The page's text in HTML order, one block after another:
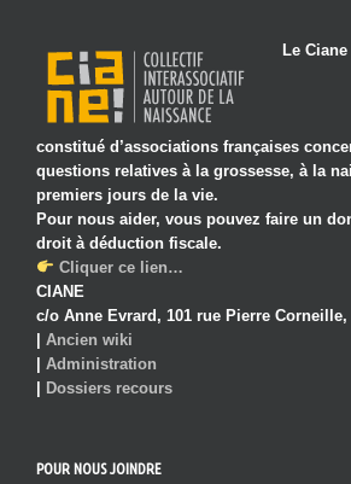
Le
constitué d’associations françaises
questions relatives à la grossesse, à la
premiers jours de la vie.
Pour nous aider, vous pouvez faire un
droit à déduction fiscale.
Cliquer ce lien…
CIANE
c/o Anne Evrard, 101 rue Pierre Corneille,
Ancien wiki
Administration
Dossiers recours
POUR NOUS JOINDRE